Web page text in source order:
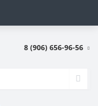
8 (906) 656-96-56